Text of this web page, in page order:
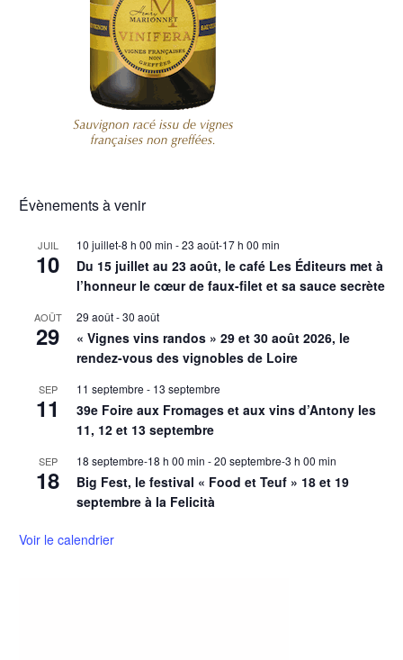
Évènements à venir
JUIL
10
10 juillet-8 h 00 min -23 août-17 h 00 min
Du 15 juillet au 23 août, le café Les Éditeurs met à
l’honneur le cœur de faux-filet et sa sauce secrète
AOÛT
29
29 août-30 août
« Vignes vins randos » 29 et 30 août 2026, le
rendez-vous des vignobles de Loire
SEP
11
11 septembre - 13 septembre
39e Foire aux Fromages et aux vins d’Antony les
11, 12 et 13 septembre
SEP
18
18 septembre-18 h 00 min -20 septembre-3 h 00 min
Big Fest, le festival « Food et Teuf » 18 et 19
septembre à la Felicità
Voir le calendrier